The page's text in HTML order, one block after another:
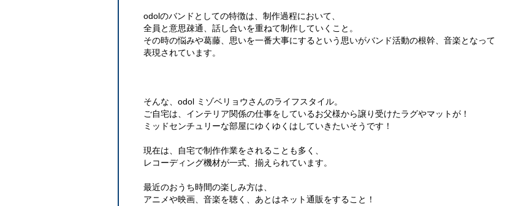
odolのバンドとしての特徴は、制作過程において、
全員と意思疎通、話し合いを重ねて制作していくこと。
その時の悩みや葛藤、思いを一番大事にするという思いがバンド活動の根幹、音楽となって
表現されています。
そんな、odol ミゾベリョウさんのライフスタイル。
ご自宅は、インテリア関係の仕事をしているお父様から譲り受けたラグやマットが！
ミッドセンチュリーな部屋にゆくゆくはしていきたいそうです！
現在は、自宅で制作作業をされることも多く、
レコーディング機材が一式、揃えられています。
最近のおうち時間の楽しみ方は、
アニメや映画、音楽を聴く、あとはネット通販をすること！